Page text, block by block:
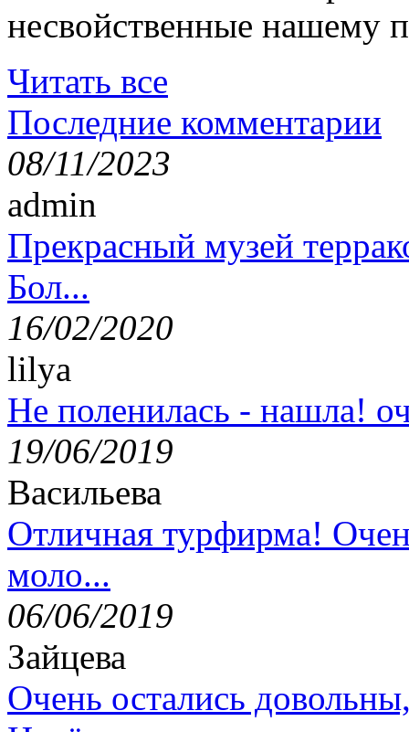
несвойственные нашему
Читать все
Последние комментарии
08/11/2023
admin
Прекрасный музей
Бол...
16/02/2020
lilya
Не поленилась - нашла!
19/06/2019
Васильева
Отличная турфирма!
моло...
06/06/2019
Зайцева
Очень остались